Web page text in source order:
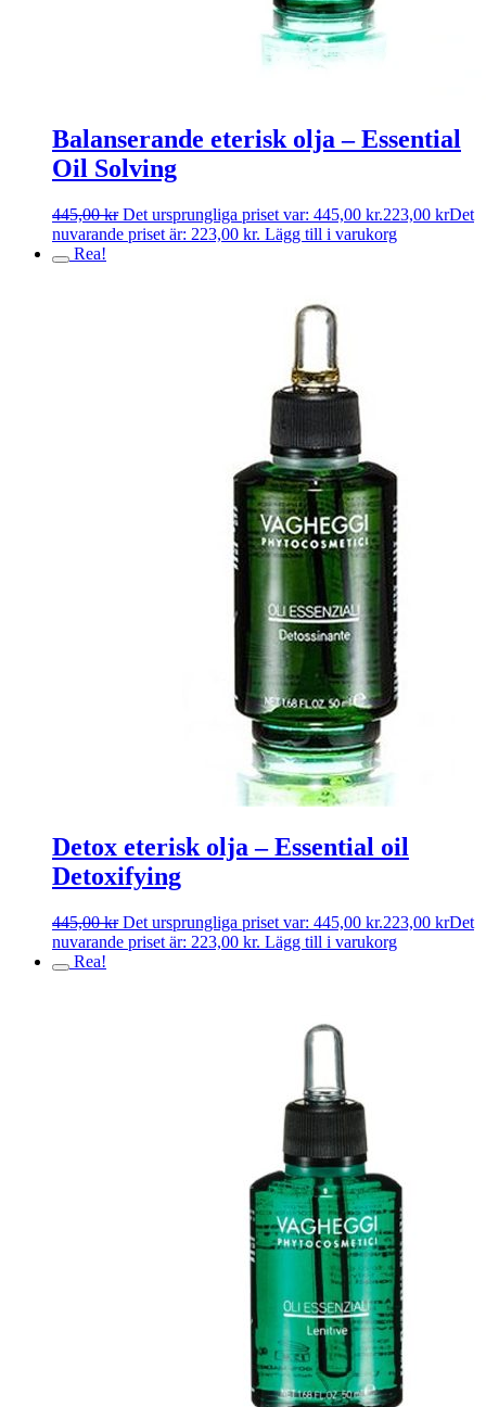
Balanserande eterisk olja – Essential
Oil Solving
445,00kr Det ursprungliga priset var: 445,00 kr.223,00 krDet
nuvarande priset är: 223,00 kr. Lägg till i varukorg
Rea!
Detox eterisk olja – Essential oil
Detoxifying
445,00kr Det ursprungliga priset var: 445,00 kr.223,00 krDet
nuvarande priset är: 223,00 kr. Lägg till i varukorg
Rea!